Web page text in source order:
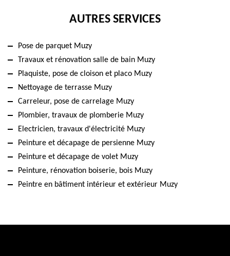
AUTRES SERVICES
Pose de parquet Muzy
Travaux et rénovation salle de bain Muzy
Plaquiste, pose de cloison et placo Muzy
Nettoyage de terrasse Muzy
Carreleur, pose de carrelage Muzy
Plombier, travaux de plomberie Muzy
Electricien, travaux d'électricité Muzy
Peinture et décapage de persienne Muzy
Peinture et décapage de volet Muzy
Peinture, rénovation boiserie, bois Muzy
Peintre en bâtiment intérieur et extérieur Muzy